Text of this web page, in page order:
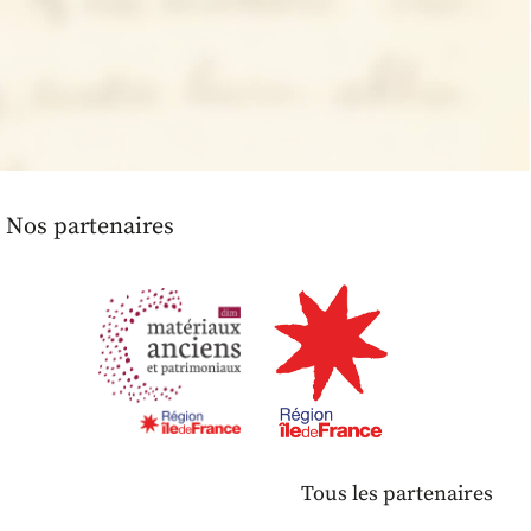
Nos partenaires
Tous les partenaires